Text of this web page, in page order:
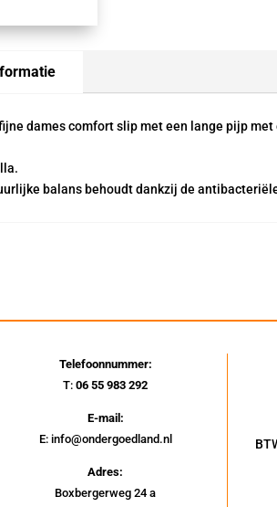
dames comfort slip met een lange pijp
balans behoudt dankzij de
Telefoonnummer:
T:06 55 983 292
E-mail:
E: info@ondergoedland.nl
Adres:
Boxbergerweg 24 a